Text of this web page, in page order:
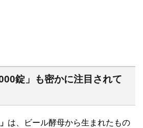
錠」も密かに注目されて
は、ビール酵母から生まれたもの